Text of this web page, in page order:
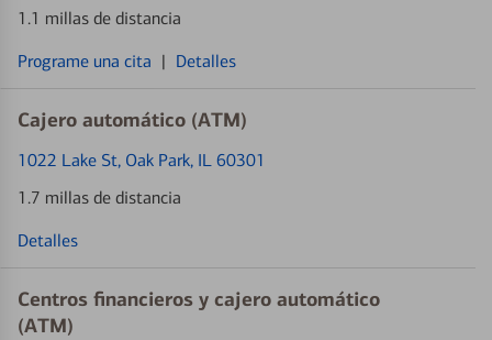
1.1 millas de distancia
Programe una cita | Detalles
Cajero automático (ATM)
1022 Lake St, Oak Park, IL 60301
1.7 millas de distancia
Detalles
Centros financieros y cajero automático
(ATM)